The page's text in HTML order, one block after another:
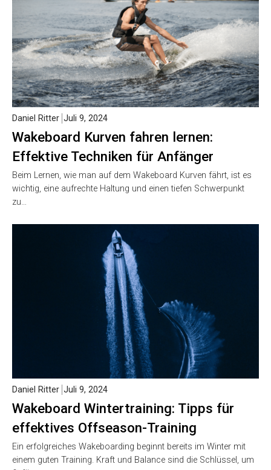
Wakeboard Kurven fahren lernen:
Effektive Techniken für Anfänger
Daniel Ritter Juli 9, 2024
Beim Lernen, wie man auf dem Wakeboard Kurven fährt, ist es
wichtig, eine aufrechte Haltung und einen tiefen Schwerpunkt
zu…
Wakeboard Wintertraining: Tipps für
effektives Offseason-Training
Daniel Ritter Juli 9, 2024
Ein erfolgreiches Wakeboarding beginnt bereits im Winter mit
einem guten Training. Kraft und Balance sind die Schlüssel, um